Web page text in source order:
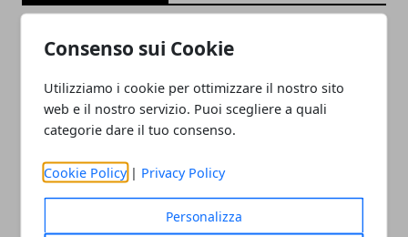
Consenso sui Cookie
Utilizziamo i cookie per ottimizzare il nostro sito
web e il nostro servizio. Puoi scegliere a quali
categorie dare il tuo consenso.
Cookie Policy | Privacy Policy
Personalizza
Ricche anticipazioni sul Tensor G3 di